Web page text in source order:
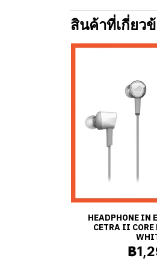
สินค้าที่เกี่ยว
HEADPHONE IN
CETRA II
฿